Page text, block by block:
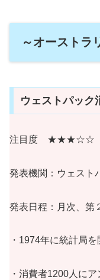
～オーストラ
ウェストパック
注目度 ★★★☆☆
発表機関：ウェスト
発表日程：月次、第
・1974年に統計局を
・消費者1200人に